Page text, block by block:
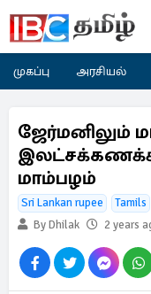
முகப்பு அரசியல்
ஜேர்மனிலும்
மாம்பழம்
Sri Lankan rupee Tamils
By Dhilak
2 years